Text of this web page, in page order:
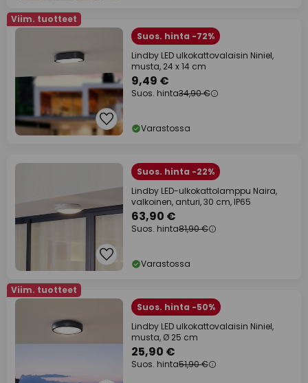
Viim. tuotteet
Suos. hinta -72%
Lindby LED ulkokattovalaisin Niniel,
musta, 24 x 14 cm
9,49 €
Suos. hinta34,90 €
Varastossa
Suos. hinta -22%
Lindby LED-ulkokattolamppu Naira,
valkoinen, anturi, 30 cm, IP65
63,90 €
Suos. hinta81,90 €
Varastossa
Viim. tuotteet
Suos. hinta -50%
Lindby LED ulkokattovalaisin Niniel,
musta, Ø 25 cm
25,90 €
Suos. hinta51,90 €